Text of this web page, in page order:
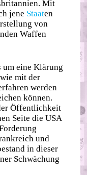
Mit
jene Staaten
von
Waffen
um eine Klärung
mit der
werden
können.
Öffentlichkeit
Seite die USA
und
in dieser
Schwächung